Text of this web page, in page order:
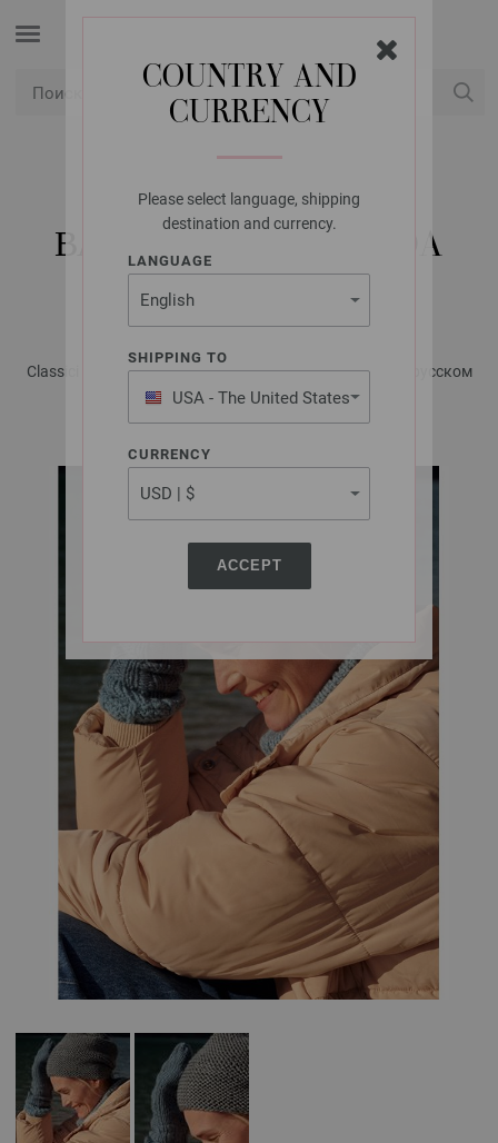
COUNTRY AND
CURRENCY
Please select language, shipping
destination and currency.
LANGUAGE
SHIPPING TO
USA - The United States
of America
CURRENCY
ACCEPT
LANA GROSSA
ВАРЕЖКИ ALTA MODA
CASHMERE 16
Classici No. 21 - Журнал на немецком, инструкции на русском
языке | Модель 24